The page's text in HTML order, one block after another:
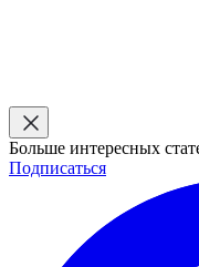
Больше интересных
Подписаться